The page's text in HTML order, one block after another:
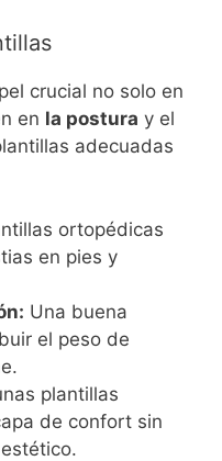
crucial no solo en
en la postura y el
adecuadas
ortopédicas
en pies y
Una buena
el peso de
plantillas
de confort sin